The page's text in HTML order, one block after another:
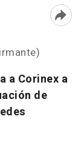
a Corinex a
de